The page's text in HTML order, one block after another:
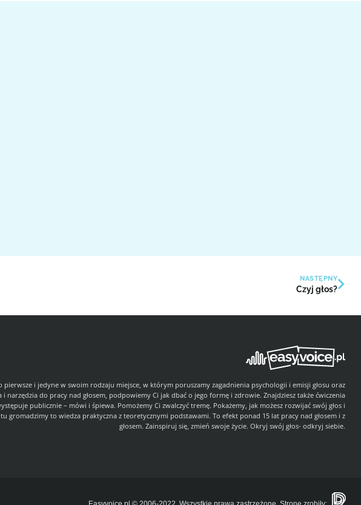
NASTĘPNY
Czyj głos?
pierwsze i jedyne w swoim rodzaju miejsce, w którym poruszamy zagadnienia psychologii i emisji głosu oraz
narzędzia do pracy nad głosem, podpowiemy Ci jak dbać o jego formę i zdrowie. Znajdziesz także ćwiczenia
publicznie – mówi i śpiewa. Pomożemy Ci zwalczyć tremę. Pokażemy, jak możesz rozwijać swój głos i
gromadzimy to wiedza praktyczna z teoretycznymi podstawami. To efekt ponad 15 lat pracy nad głosem i z
głosem. Zainspiruj się, zmień swoje życie. Okryj swój głos- odkryj siebie.